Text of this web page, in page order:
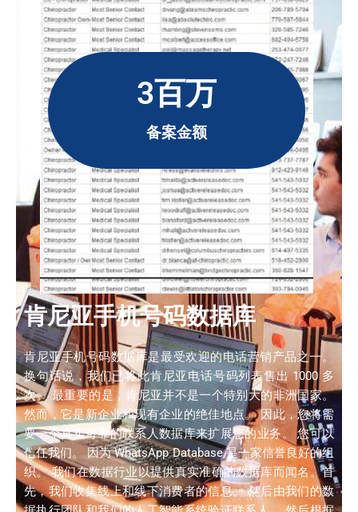
3百万
备案金额
肯尼亚手机号码数据库
肯尼亚手机号码数据库是最受欢迎的电话营销产品之一。
换句话说，我们已将此肯尼亚电话号码列表售出 1000 多
次。 最重要的是，肯尼亚并不是一个特别大的非洲国家。
然而，它是新企业和现有企业的绝佳地点。 因此，您将需
要一个真实可靠的联系人数据库来扩展您的业务。 您可以
信任我们。 因为 WhatsApp Database 是一家信誉良好的组
织。 我们在数据行业以提供真实准确的数据库而闻名。首
先，我们收集线上和线下消费者的信息。 然后由我们的数